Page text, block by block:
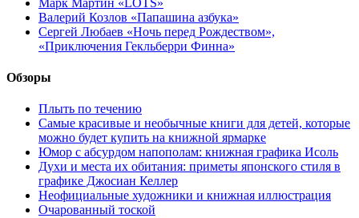
Валерий Козлов «Папашина азбука»
Сергей Любаев «Ночь перед Рождеством»,
«Приключения Гекльберри Финна»
Обзоры
Плыть по течению
Самые красивые и необычные книги для детей, которые
можно будет купить на книжной ярмарке
Юмор с абсурдом напополам: книжная графика Исоль
Духи и места их обитания: приметы японского стиля в
графике Джосиан Келлер
Неофициальные художники и книжная иллюстрация
Очарованный тоской